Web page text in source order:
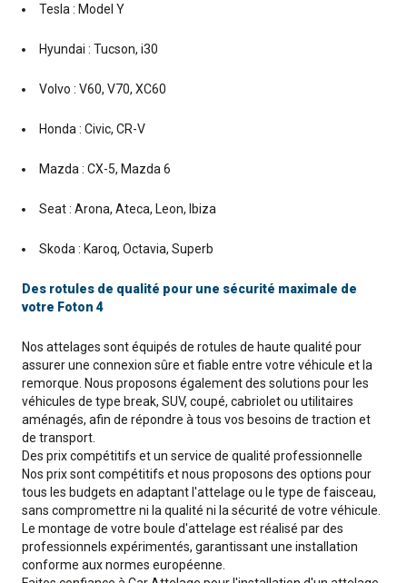
Tesla : Model Y
Hyundai : Tucson, i30
Volvo : V60, V70, XC60
Honda : Civic, CR-V
Mazda : CX-5, Mazda 6
Seat : Arona, Ateca, Leon, Ibiza
Skoda : Karoq, Octavia, Superb
Des rotules de qualité pour une sécurité maximale de
votre Foton 4
Nos attelages sont équipés de rotules de haute qualité pour
assurer une connexion sûre et fiable entre votre véhicule et la
remorque. Nous proposons également des solutions pour les
véhicules de type break, SUV, coupé, cabriolet ou utilitaires
aménagés, afin de répondre à tous vos besoins de traction et
de transport.
Des prix compétitifs et un service de qualité professionnelle
Nos prix sont compétitifs et nous proposons des options pour
tous les budgets en adaptant l'attelage ou le type de faisceau,
sans compromettre ni la qualité ni la sécurité de votre véhicule.
Le montage de votre boule d'attelage est réalisé par des
professionnels expérimentés, garantissant une installation
conforme aux normes européenne.